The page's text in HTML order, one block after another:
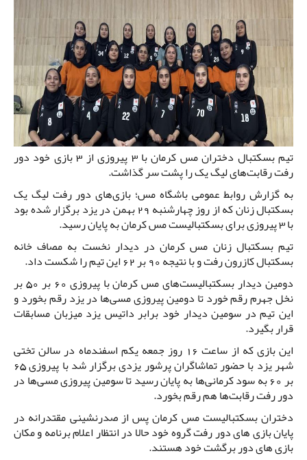
تیم بسکتبال دختران مس کرمان با 3 پیروزی از 3 بازی خود دور
رفت رقابت‌های لیگ یک را پشت سر گذاشت.
به گزارش روابط عمومی باشگاه مس؛ بازی‌های دور رفت لیگ یک
بسکتبال زنان که از روز چهارشنبه 29 بهمن در یزد برگزار شده بود
با 3 پیروزی برای بسکتبالیست مس کرمان به پایان رسید.
تیم بسکتبال زنان مس کرمان در دیدار نخست به مصاف خانه
بسکتبال کازرون رفت و با نتیجه 90 بر 62 این تیم را شکست داد.
دومین دیدار بسکتبالیست‌های مس کرمان با پیروزی 60 بر 50 بر
نخل جهرم رقم خورد تا دومین پیروزی مسی‌ها در یزد رقم بخورد و
این تیم در سومین دیدار خود برابر داتیس یزد میزبان مسابقات
قرار بگیرد.
این بازی که از ساعت 16 روز جمعه یکم اسفندماه در سالن تختی
شهر یزد با حضور تماشاگران پرشور یزدی برگزار شد با پیروزی 65
بر 60 به سود کرمانی‌ها به پایان رسید تا سومین پیروزی مسی‌ها در
دور رفت رقابت‌ها هم رقم بخورد.
دختران بسکتبالیست مس کرمان پس از صدرنشینی مقتدرانه در
پایان بازی های دور رفت گروه خود حالا در انتظار اعلام برنامه و مکان
بازی های دور برگشت خود هستند.